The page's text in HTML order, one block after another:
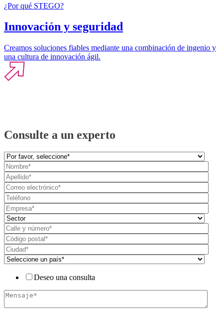
¿Por qué STEGO?
Innovación y seguridad
Creamos soluciones fiables mediante una combinación de ingenio y
una cultura de innovación ágil.
Consulte a un experto
Deseo una consulta